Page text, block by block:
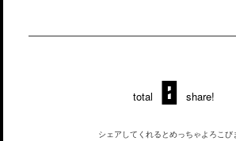
total 0 share!
シェアしてくれるとめっちゃよろこび